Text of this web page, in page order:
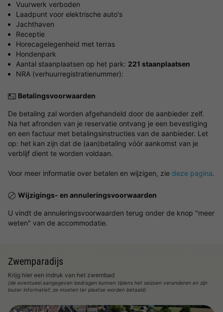
Vuurwerk verboden
Laadpunt voor elektrische auto's
Jachthaven
Receptie
Horecagelegenheid met terras
Hondenpark
Aantal staanplaatsen op het park: 221 staanplaatsen
NRA (verhuurregistratienummer):
Betalingsvoorwaarden
De betaling zal worden afgehandeld door de aanbieder zelf.
Na het afronden van je reservatie ontvang je een bevestiging
en een factuur met betalingsinstructies van de aanbieder. Let
op: het kan zijn dat de (aan)betaling vóór aankomst van je
verblijf dient te worden voldaan.
Voor meer informatie over betalen en wijzigen, zie deze pagina.
Wijzigings- en annuleringsvoorwaarden
U vindt de annuleringsvoorwaarden terug onder de knop "meer
weten" van de accommodatie.
Zwemparadijs
Krijg hier een indruk van het zwembad
(de eventueel aangegeven bedragen kunnen tijdens het seizoen veranderen en zijn
louter informatief; ze moeten ter plaatse worden betaald)